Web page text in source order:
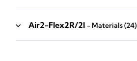
Air2-Flex2R/2I - Materials(24)